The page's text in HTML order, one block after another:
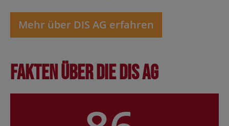
Mehr über DIS AG erfahren
Fakten über die DIS AG